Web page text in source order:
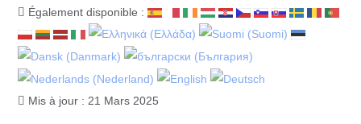
Également disponible :
Mis à jour : 21 Mars 2025